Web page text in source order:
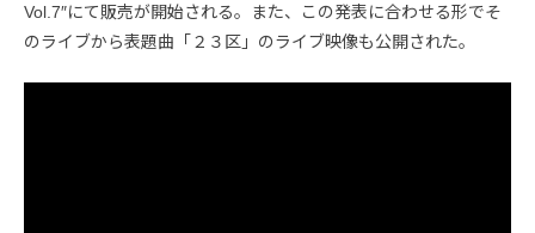
Vol.7″にて販売が開始される。また、この発表に合わせる形でそ
のライブから表題曲「２３区」のライブ映像も公開された。